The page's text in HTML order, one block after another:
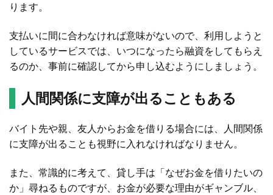
ります。
支払いに間に合わなければ意味がないので、利用しようと
しているサービスでは、いつになったら融資をしてもらえ
るのか、事前に確認してから申し込むようにしましょう。
人間関係に支障が出ることもある
バイト先や親、友人からお金を借りる場合には、人間関係
に支障が出ることも視野に入れなければなりません。
また、常識的に考えて、貸し手は「なぜお金を借りたいの
か」尋ねるものですが、お金が必要な理由がギャンブル、